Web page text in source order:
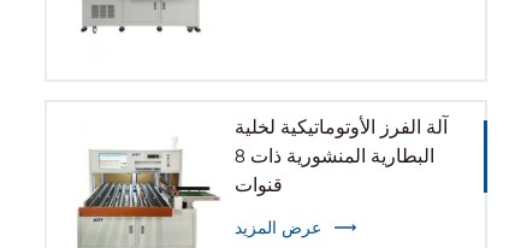
آلة الفرز الأوتوماتيكية لخلية
البطارية المنشورية ذات 8
قنوات
عرض المزيد